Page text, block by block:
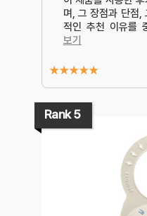
며, 그 장점과 단점,
적인 추천 이유를
보기
★★★★★
Rank 5